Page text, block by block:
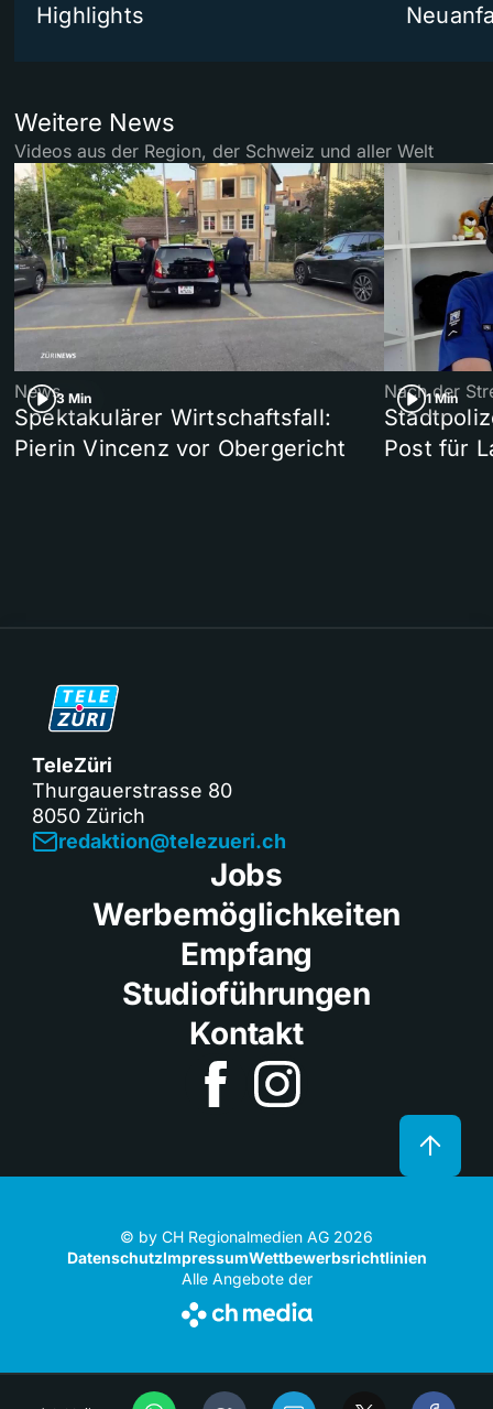
Highlights
Weitere News
Videos aus der Region, der Schweiz und aller Welt
3 Min
News
Spektakulärer Wirtschaftsfall:
Pierin Vincenz vor Obergericht
1 Min
Nach der
Post für
TeleZüri
Thurgauerstrasse 80
8050 Zürich
redaktion@telezueri.ch
Jobs
Werbemöglichkeiten
Empfang
Studioführungen
Kontakt
© by CH Regionalmedien AG 2026
DatenschutzImpressumWettbewerbsrichtlinien
Alle Angebote der